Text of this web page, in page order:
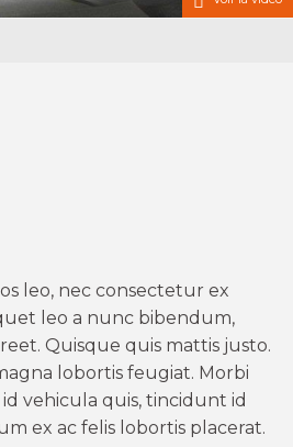
aux favoris
leo, nec consectetur ex
leo a nunc bibendum,
Quisque quis mattis justo.
lobortis feugiat. Morbi
vehicula quis, tincidunt id
ex ac felis lobortis placerat.